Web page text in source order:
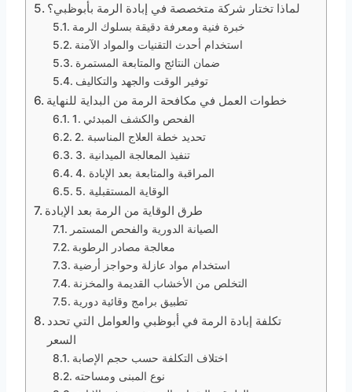
لماذا تختار شركة متخصصة في إبادة الرمة بأبوظبي؟
خبرة فنية ومعرفة دقيقة بسلوك الرمة
استخدام أحدث التقنيات والمواد الآمنة
ضمان النتائج والمتابعة المستمرة
توفير الوقت والجهد والتكاليف
خطوات العمل في مكافحة الرمة من البداية للنهاية
1. الفحص والكشف المبدئي
2. تحديد خطة العلاج المناسبة
3. تنفيذ المعالجة الميدانية
4. المراقبة والمتابعة بعد الإبادة
5. الوقاية المستقبلية
طرق الوقاية من الرمة بعد الإبادة
الصيانة الدورية والفحص المستمر
معالجة مصادر الرطوبة
استخدام مواد عازلة وحواجز أرضية
التخلص من الأخشاب القديمة والمخزنة
تطبيق برامج وقائية دورية
تكلفة إبادة الرمة في أبوظبي والعوامل التي تحدد
السعر
اختلاف التكلفة حسب حجم الإصابة
نوع المبنى ومساحته